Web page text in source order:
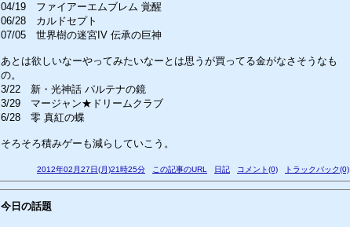
04/19 ファイアーエムブレム 覚醒
06/28 カルドセプト
07/05 世界樹の迷宮IV 伝承の巨神
あとは欲しいなーやってみたいなーとは思うが買ってる金がなさそうなも
の。
3/22 新・光神話 パルテナの鏡
3/29 マージャン★ドリームクラブ
6/28 零 真紅の蝶
そろそろ積みゲーも減らしていこう。
2012年02月27日(月)21時25分 この記事のURL 日記 コメント(0) トラックバック(0)
今日の話題